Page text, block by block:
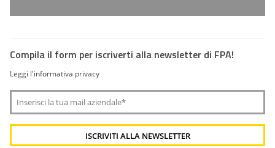
Compila il form per iscriverti alla newsletter di FPA!
Leggi l'informativa privacy